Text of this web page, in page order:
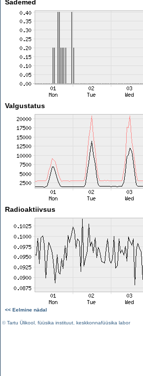
Sademed
Valgustatus
Radioaktiivsus
<< Eelmine nädal
©Tartu Ülikool füüsika instituut keskkonnafüüsika labor